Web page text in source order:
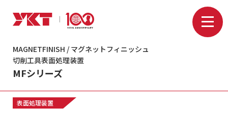
MAGNETFINISH / マグネットフィニッシュ
切削工具表面処理装置
MFシリーズ
表面処理装置